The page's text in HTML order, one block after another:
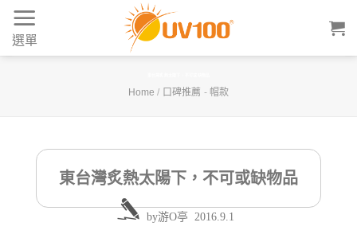
Skip
content
選單
Home / 口碑推薦 - 帽款
東台灣炙熱太陽下，不可或缺物品
by游O亭 2016.9.1